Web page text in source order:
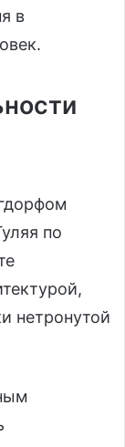
в
по
нетронутой